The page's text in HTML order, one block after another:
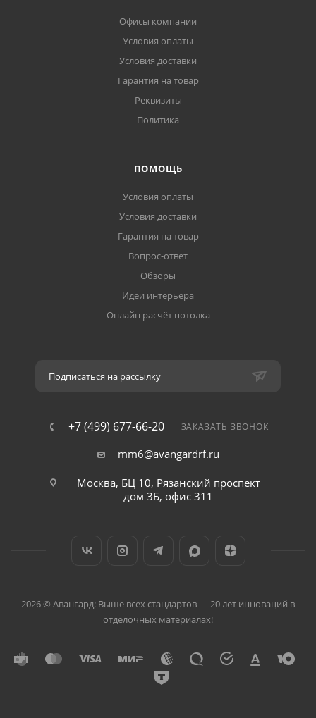
Офисы компании
Условия оплаты
Условия доставки
Гарантия на товар
Реквизиты
Политика
ПОМОЩЬ
Условия оплаты
Условия доставки
Гарантия на товар
Вопрос-ответ
Обзоры
Идеи интерьера
Онлайн расчёт потолка
Подписаться на рассылку
+7 (499) 677-66-20 ЗАКАЗАТЬ ЗВОНОК
mm6@avangardrf.ru
Москва, БЦ 10, Рязанский проспект
дом 3Б, офис 311
2026 © Авангард: Выше всех стандартов — 20 лет инноваций в
отделочных материалах!